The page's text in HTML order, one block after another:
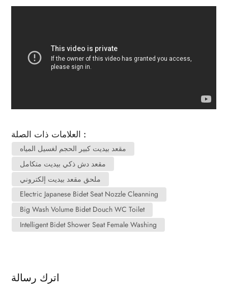
العلامات ذات الصلة :
مقعد بيديت كبير الحجم لغسيل المياه
مقعد دش ذكي بيديت متكامل
ملحق مقعد بيديت إلكتروني
Electric Japanese Bidet Seat Nozzle Cleanning
Big Wash Volume Bidet Douch WC Toilet
Intelligent Bidet Shower Seat Female Washing
اترك رسالة